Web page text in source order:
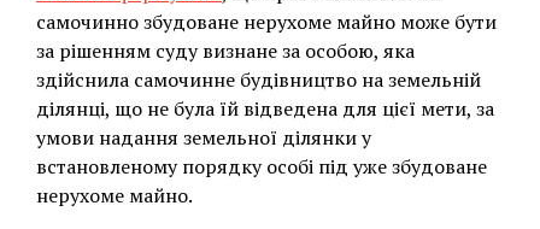
самочинно збудоване нерухоме майно може бути
за рішенням суду визнане за особою, яка
здійснила самочинне будівництво на земельній
ділянці, що не була їй відведена для цієї мети, за
умови надання земельної ділянки у
встановленому порядку особі під уже збудоване
нерухоме майно.